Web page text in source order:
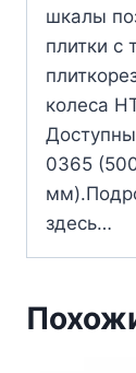
шкалы
плитки с
колеса
0365
здесь…